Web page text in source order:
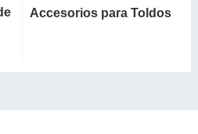
Accesorios para Toldos